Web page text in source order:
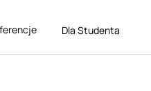
Dla Studenta